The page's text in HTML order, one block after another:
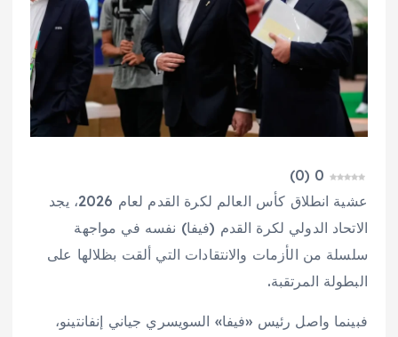
0
(
0
)
عشية انطلاق كأس العالم لكرة القدم لعام 2026، يجد
الاتحاد الدولي لكرة القدم (فيفا) نفسه في مواجهة
سلسلة من الأزمات والانتقادات التي ألقت بظلالها على
البطولة المرتقبة.
فبينما واصل رئيس «فيفا» السويسري جياني إنفانتينو،